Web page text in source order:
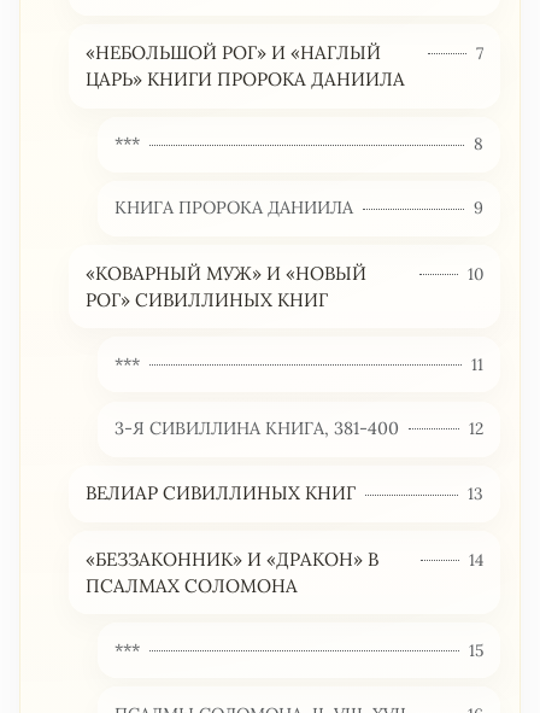
«НЕБОЛЬШОЙ РОГ» И «НАГЛЫЙ
ЦАРЬ» КНИГИ ПРОРОКА ДАНИИЛА
7
*** 8
КНИГА ПРОРОКА ДАНИИЛА 9
«КОВАРНЫЙ МУЖ» И «НОВЫЙ
РОГ» СИВИЛЛИНЫХ КНИГ
10
*** 11
3-Я СИВИЛЛИНА КНИГА, 381-400 12
ВЕЛИАР СИВИЛЛИНЫХ КНИГ 13
«БЕЗЗАКОННИК» И «ДРАКОН» В
ПСАЛМАХ СОЛОМОНА
14
*** 15